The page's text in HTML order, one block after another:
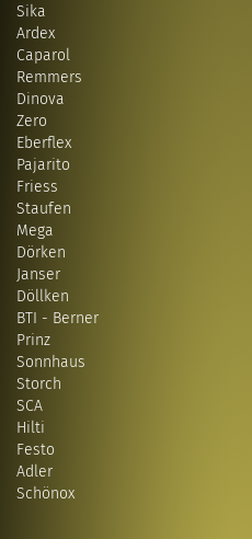
Sika
Ardex
Caparol
Remmers
Dinova
Zero
Eberflex
Pajarito
Friess
Staufen
Mega
Dörken
Janser
Döllken
BTI - Berner
Prinz
Sonnhaus
Storch
SCA
Hilti
Festo
Adler
Schönox